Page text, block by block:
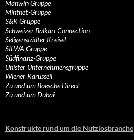
Manwin Gruppe
Mintnet-Gruppe
S&K Gruppe
Schweizer Balkan-Connection
Seligenstädter Kreisel
SILWA Gruppe
Südfinanz-Gruppe
Unister Unternehmensgruppe
Wiener Karussell
Zu und um Boesche Direct
Zu und um Dubai
Konstrukte rund um die Nutzlosbranche